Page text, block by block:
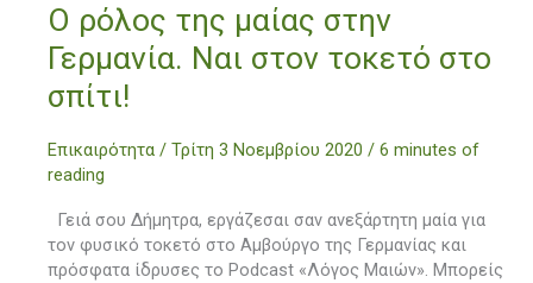
Ο ρόλος της μαίας στην
Γερμανία. Ναι στον τοκετό στο
σπίτι!
Επικαιρότητα / Τρίτη 3 Νοεμβρίου 2020 / 6 minutes of
reading
Γειά σου Δήμητρα, εργάζεσαι σαν ανεξάρτητη μαία για
τον φυσικό τοκετό στο Αμβούργο της Γερμανίας και
πρόσφατα ίδρυσες το Podcast «Λόγος Μαιών». Μπορείς
Ο
ρόλος
της
μαίας
στην
Γερμανία.
Ναι
στον
τοκετό
στο
σπίτι!